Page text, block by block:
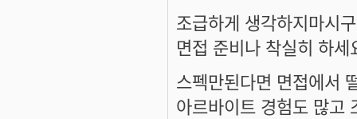
조급하게 생각하지마시
면접 준비나 착실히 하세
스펙만된다면 면접에서
아르바이트 경험도 많고